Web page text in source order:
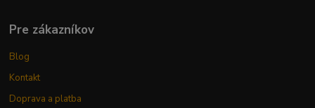
Pre zákazníkov
Blog
Kontakt
Doprava a platba